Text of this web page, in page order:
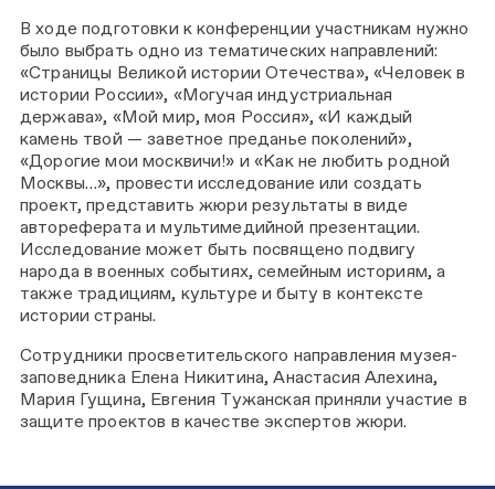
В ходе подготовки к конференции участникам нужно
было выбрать одно из тематических направлений:
«Страницы Великой истории Отечества», «Человек в
истории России», «Могучая индустриальная
держава», «Мой мир, моя Россия», «И каждый
камень твой — заветное преданье поколений»,
«Дорогие мои москвичи!» и «Как не любить родной
Москвы…», провести исследование или создать
проект, представить жюри результаты в виде
автореферата и мультимедийной презентации.
Исследование может быть посвящено подвигу
народа в военных событиях, семейным историям, а
также традициям, культуре и быту в контексте
истории страны.
Сотрудники просветительского направления музея-
заповедника Елена Никитина, Анастасия Алехина,
Мария Гущина, Евгения Тужанская приняли участие в
защите проектов в качестве экспертов жюри.